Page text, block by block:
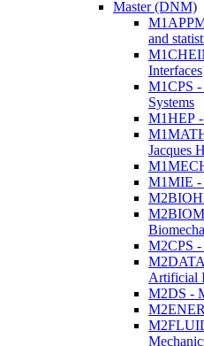
Master (DNM)
and
Interfaces
M1CPS -
Systems
M1HEP
Jacques
M1MIE -
M2CPS -
Artificial
M2DS -